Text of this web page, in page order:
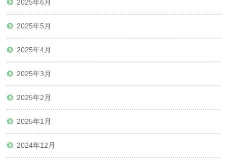
2025年6月
2025年5月
2025年4月
2025年3月
2025年2月
2025年1月
2024年12月